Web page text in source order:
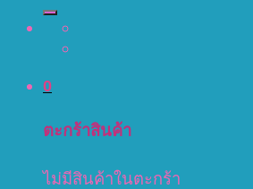
0
ตะกร้าสินค้า
ไม่มีสินค้าในตะกร้า